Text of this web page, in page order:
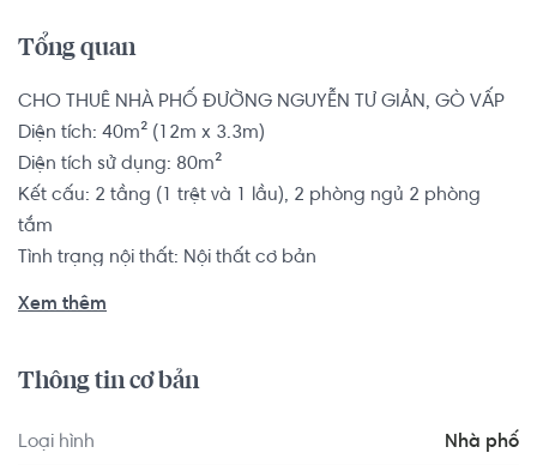
Tổng quan
CHO THUÊ NHÀ PHỐ ĐƯỜNG NGUYỄN TƯ GIẢN, GÒ VẤP
Diện tích: 40m² (12m x 3.3m)
Diện tích sử dụng: 80m²
Kết cấu: 2 tầng (1 trệt và 1 lầu), 2 phòng ngủ 2 phòng
tắm
Tình trạng nội thất: Nội thất cơ bản
khoảng 9.5km. Di chuyển tới Elite Fitness Đồng Khởi
khoảng 8.9km. Tọa lạc tại vị trí thuận tiện di chuyển với
Xem thêm
Thông tin cơ bản
Loại hình Nhà phố